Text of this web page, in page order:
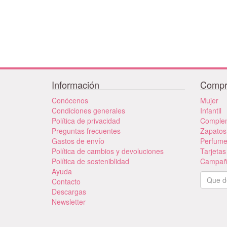
Información
Conócenos
Condiciones generales
Política de privacidad
Preguntas frecuentes
Gastos de envío
Política de cambios y devoluciones
Política de sosteniblidad
Ayuda
Contacto
Descargas
Newsletter
Mujer
Infantil
Perfume